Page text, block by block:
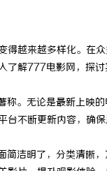
得越来越多样化。在
了解777电影网，探讨
。无论是最新上映
不断更新内容，确
洁明了，分类清晰